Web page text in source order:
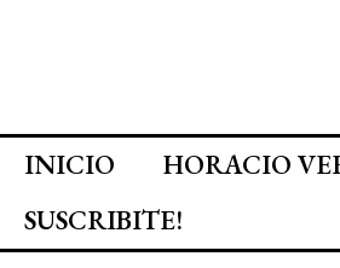
INICIO HORACIO
SUSCRIBITE!